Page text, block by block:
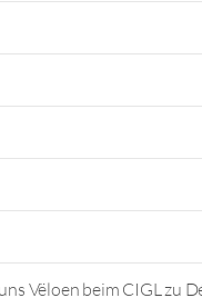
Vëloen beim CIGL zu